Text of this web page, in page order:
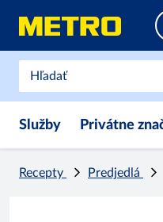
Služby Privátne
Recepty Predjedlá